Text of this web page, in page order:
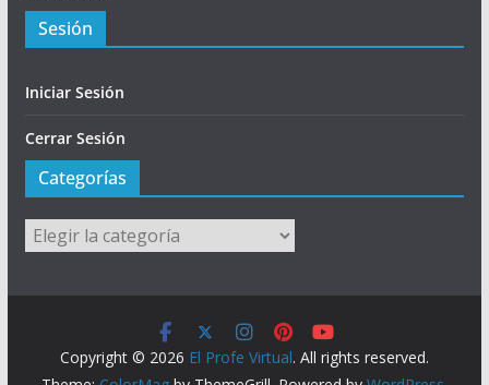
Sesión
Iniciar Sesión
Cerrar Sesión
Categorías
Categorías
Copyright © 2026 El Profe Virtual. All rights reserved.